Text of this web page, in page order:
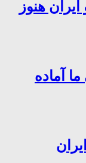
هنوز
آماده